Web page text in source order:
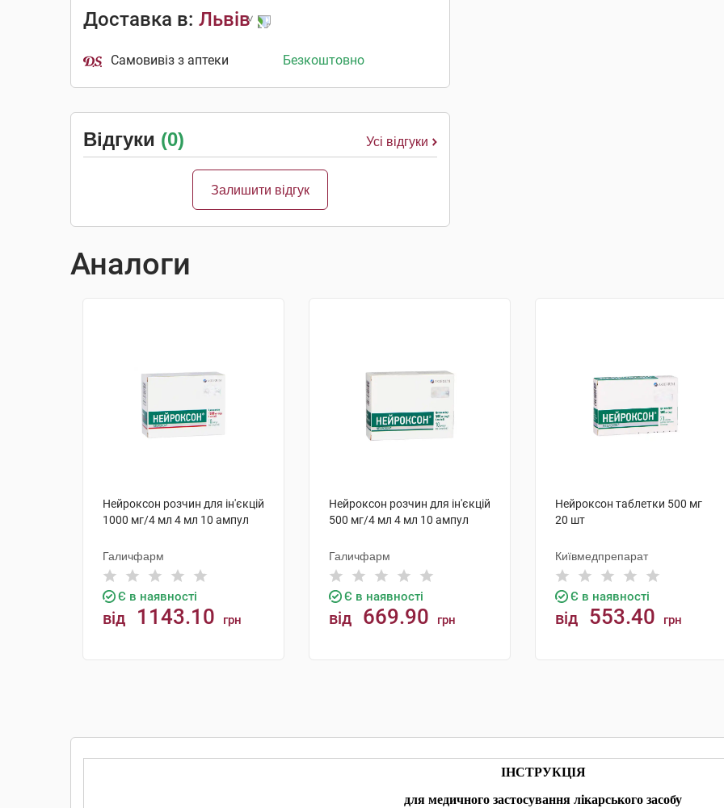
Доставка в: Львів
Самовивіз з аптеки Безкоштовно
Відгуки (0) Усі відгуки
Залишити відгук
Аналоги
Нейроксон розчин для ін'єкцій
1000 мг/4 мл 4 мл 10 ампул
Галичфарм
Є в наявності
від 1143.10 грн
Нейроксон розчин для ін'єкцій
500 мг/4 мл 4 мл 10 ампул
Галичфарм
Є в наявності
від 669.90 грн
Нейроксон таблетки 500 мг
20 шт
Київмедпрепарат
Є в наявності
від 553.40 грн